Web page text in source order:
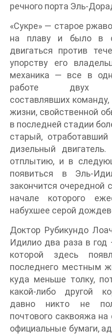
речного порта Эль-
«Сукре» — старое
на плаву и было в
двигаться против
упорству его
механика — все в
работе двух
составлявших
жизни, свойственной
в последней стадии
старый,
дизельный
отплытию, и в
появиться в Эль-
закончится очередной
начале которого
набухшее серой
Доктор Рубикундо
Идилио два раза в
которой здесь
последнего местным
куда меньше толку,
какой-либо другой
давно никто не
почтового саквояжа
официальные бумаги,